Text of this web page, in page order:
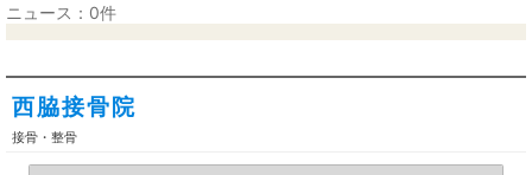
ニュース：0件
西脇接骨院
接骨・整骨